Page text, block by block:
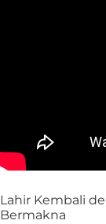
Lahir Kembali
Bermakna